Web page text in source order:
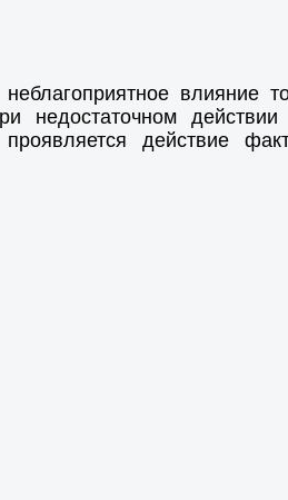
влияние
недостаточном
действие